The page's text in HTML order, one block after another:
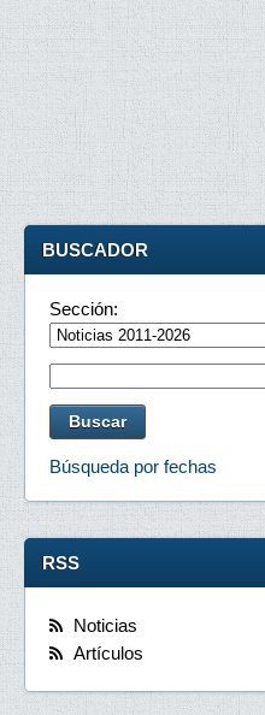
BUSCADOR
Sección:
Búsqueda por fechas
RSS
Noticias
Artículos